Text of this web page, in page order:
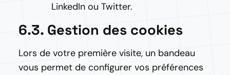
LinkedIn ou Twitter.
6.3. Gestion des cookies
Lors de votre première visite, un bandeau
vous permet de configurer vos préférences